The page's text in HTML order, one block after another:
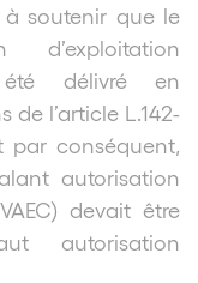
soutenir que le
délivré en
l’article L.142-
conséquent,
autorisation
devait être
autorisation